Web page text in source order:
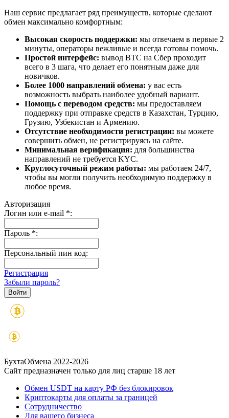
Наш сервис предлагает ряд преимуществ, которые сделают
обмен максимально комфортным:
Высокая скорость поддержки: мы отвечаем в первые 2
минуты, операторы вежливые и всегда готовы помочь.
Простой интерфейс: вывод BTC на Сбер проходит
всего в 3 шага, что делает его понятным даже для
новичков.
Более 1000 направлений обмена: у вас есть
возможность выбрать наиболее удобный вариант.
Помощь с переводом средств: мы предоставляем
поддержку при отправке средств в Казахстан, Турцию,
Грузию, Узбекистан и Армению.
Отсутствие необходимости регистрации: вы можете
совершить обмен, не регистрируясь на сайте.
Минимальная верификация: для большинства
направлений не требуется KYC.
Круглосуточный режим работы: мы работаем 24/7,
чтобы вы могли получить необходимую поддержку в
любое время.
Авторизация
Логин или e-mail *:
Пароль *:
Персональный пин код:
Регистрация
Забыли пароль?
БухтаОбмена 2022-2026
Сайт предназначен только для лиц старше 18 лет
Обмен USDT на карту РФ без блокировок
Криптокарты для оплаты за границей
Сотрудничество
Для вашего бизнеса